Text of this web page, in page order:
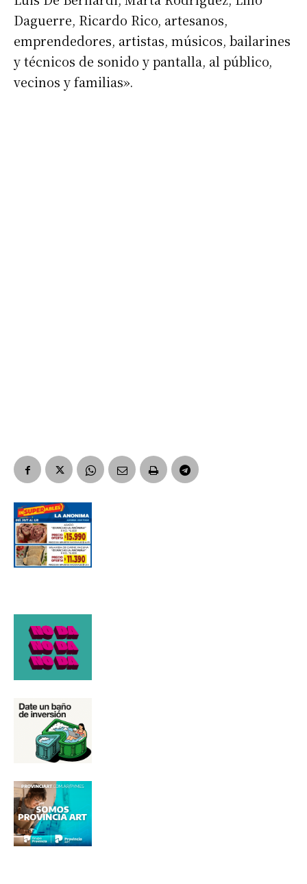
Daguerre, Ricardo Rico, artesanos,
emprendedores, artistas, músicos, bailarines
y técnicos de sonido y pantalla, al público,
vecinos y familias».